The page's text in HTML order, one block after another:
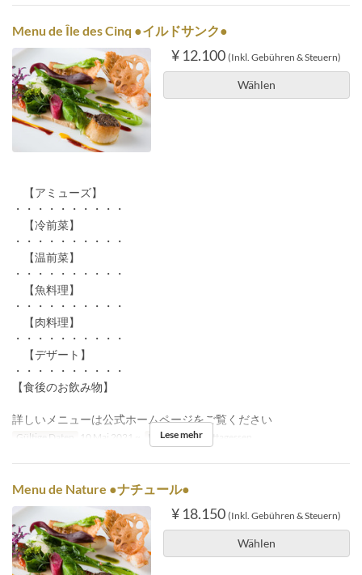
Menu de Île des Cinq ●イルドサンク●
¥ 12.100 (Inkl. Gebühren & Steuern)
Wählen
【アミューズ】
・・・・・・・・・・
【冷前菜】
・・・・・・・・・・
【温前菜】
・・・・・・・・・・
【魚料理】
・・・・・・・・・・
【肉料理】
・・・・・・・・・・
【デザート】
・・・・・・・・・・
【食後のお飲み物】
詳しいメニューは公式ホームページをご覧ください
Gültige Daten 10 Mai 2021 ~ Mahlzeiten Mittagessen
Lese mehr
Menu de Nature ●ナチュール●
¥ 18.150 (Inkl. Gebühren & Steuern)
Wählen